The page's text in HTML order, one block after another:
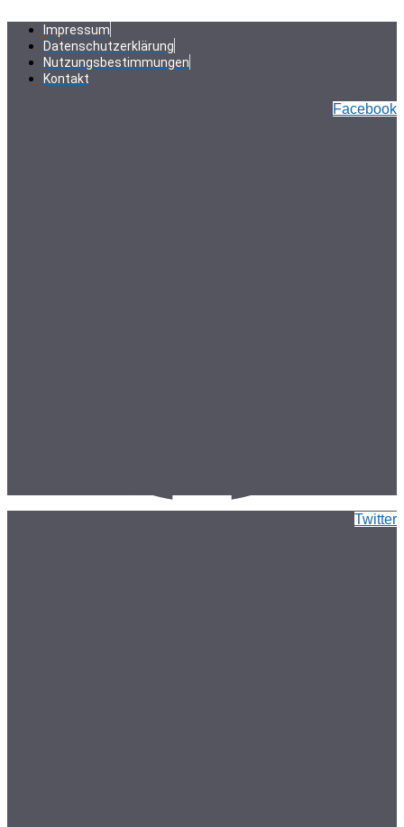
Inhalt
springen
Impressum
Datenschutzerklärung
Nutzungsbestimmungen
Kontakt
Facebook
Twitter